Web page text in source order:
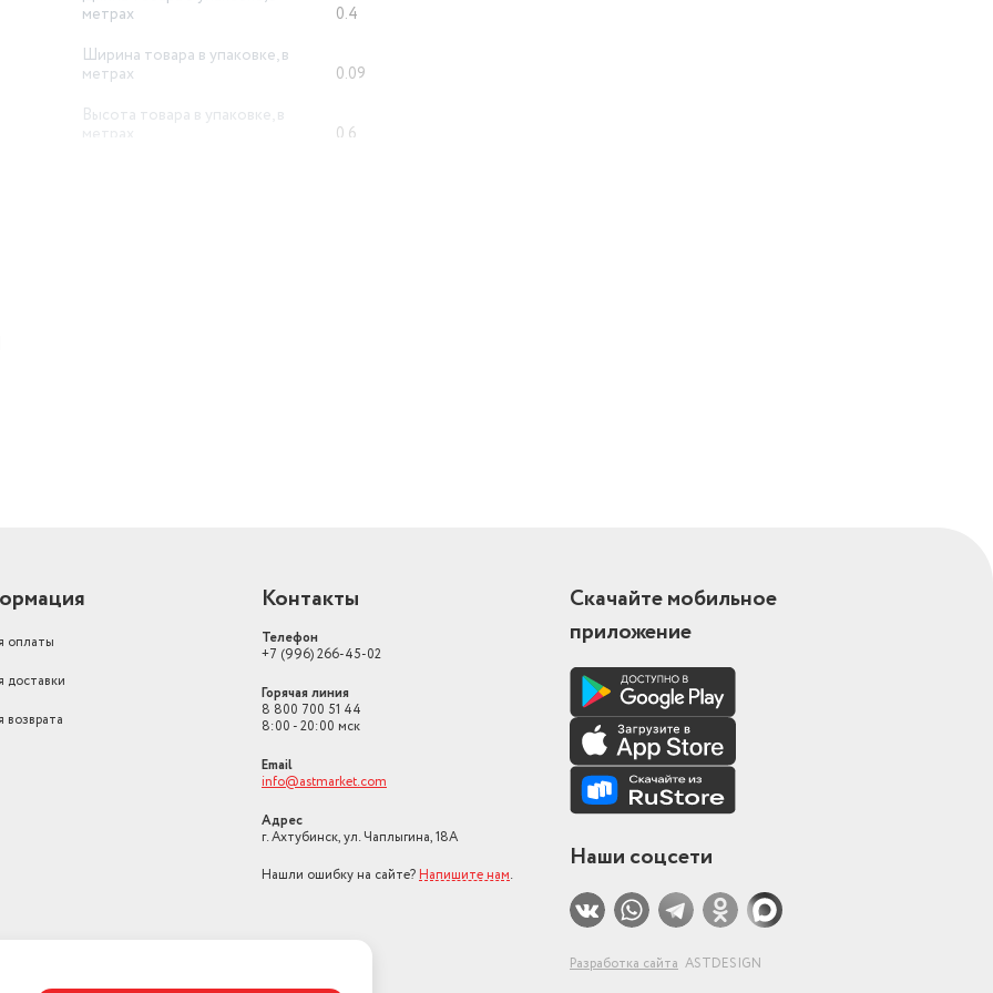
метрах
0.4
Ширина товара в упаковке, в
метрах
0.09
Высота товара в упаковке, в
0.6
оплаты
доставки
возврата
Контакты
Телефон
+7 (996) 266-45-02
Горячая линия
8 800 700 51 44
8:00 - 20:00 мск
Email
info@astmarket.com
Адрес
г. Ахтубинск, ул. Чаплыгина, 18А
Нашли ошибку на сайте? Напишите нам.
Скачайте мобильное
приложение
Наши соцсети
Разработка сайта ASTDESIGN